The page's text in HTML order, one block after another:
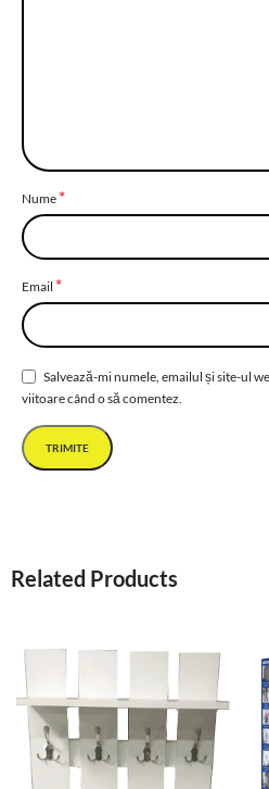
Nume *
Email *
Salvează-mi numele, emailul și site-ul
viitoare când o să comentez.
Related Products